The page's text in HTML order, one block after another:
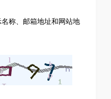
称、邮箱地址和网站地